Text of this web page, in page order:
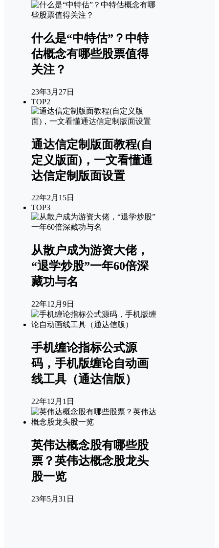
什么是“中特估”？中特
估概念有哪些股票值得
关注？
23年3月27日
TOP2
通达信定制版面教程(自
定义版面)，一文看懂通
达信定制版面设置
22年2月15日
TOP3
从散户成为游资大佬，
“退学炒股”一年60倍深
藏功与名
22年12月9日
手机缠论指标公式源
码，手机版缠论自动画
线工具（通达信版）
22年12月1日
英伟达概念股有哪些股
票？英伟达概念股龙头
股一览
23年5月31日